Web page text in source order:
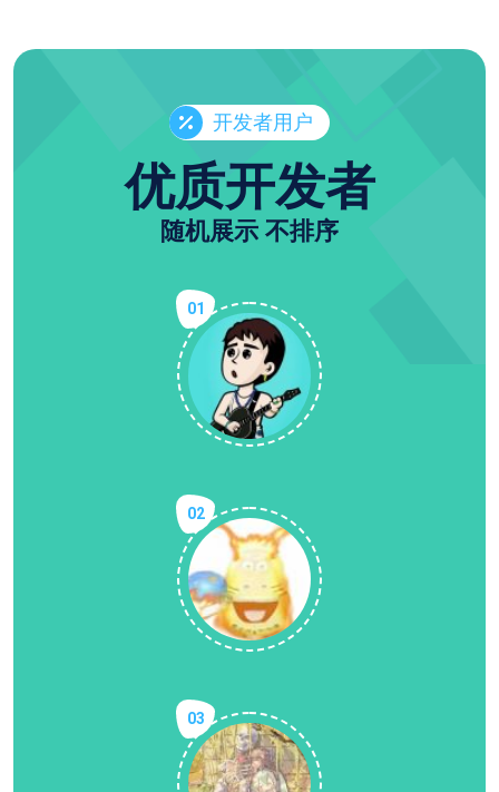
开发者用户
优质开发者
随机展示 不排序
01
02
03